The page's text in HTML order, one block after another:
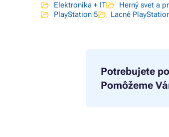
Elektronika + IT Herný svet a
PlayStation 5
Lacné
Potrebujete
Pomôžeme